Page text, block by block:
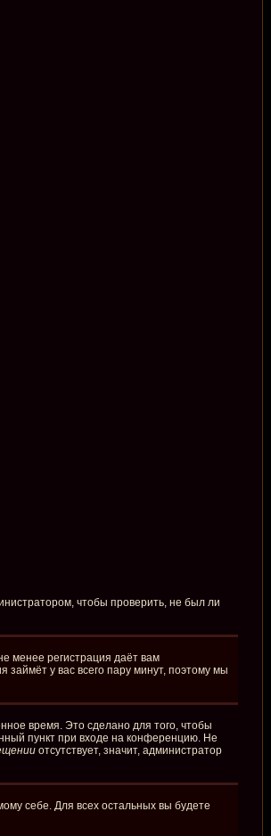
чтобы проверить, не был ли
менее регистрация даёт вам
у вас всего пару минут, поэтому мы
время. Это сделано для того, чтобы
пункт при входе на конференцию. Не
отсутствует, значит, администратор
себе. Для всех остальных вы будете